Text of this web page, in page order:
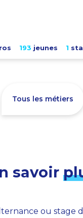
193 jeunes 1
Tous les métiers
savoir
ou stage